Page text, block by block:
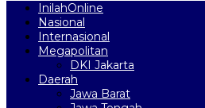
InilahOnline
Nasional
Internasional
Megapolitan
DKI Jakarta
Daerah
Jawa Barat